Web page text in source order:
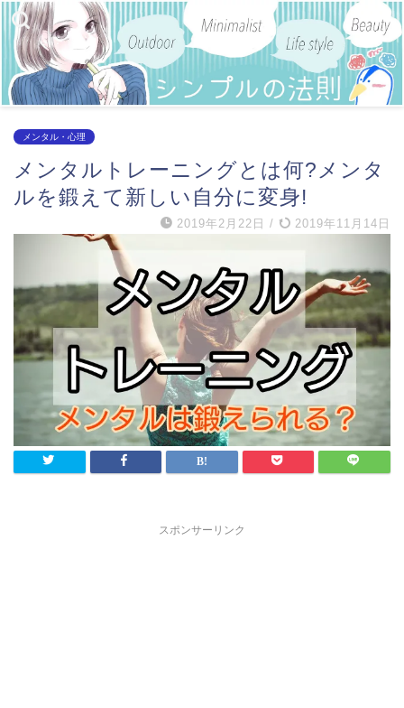
メンタル・心理
メンタルトレーニングとは何?メンタ
ルを鍛えて新しい自分に変身!
2019年2月22日 / 2019年11月14日
スポンサーリンク